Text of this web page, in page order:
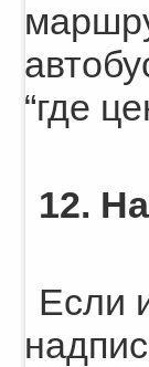
“где
12.
Если